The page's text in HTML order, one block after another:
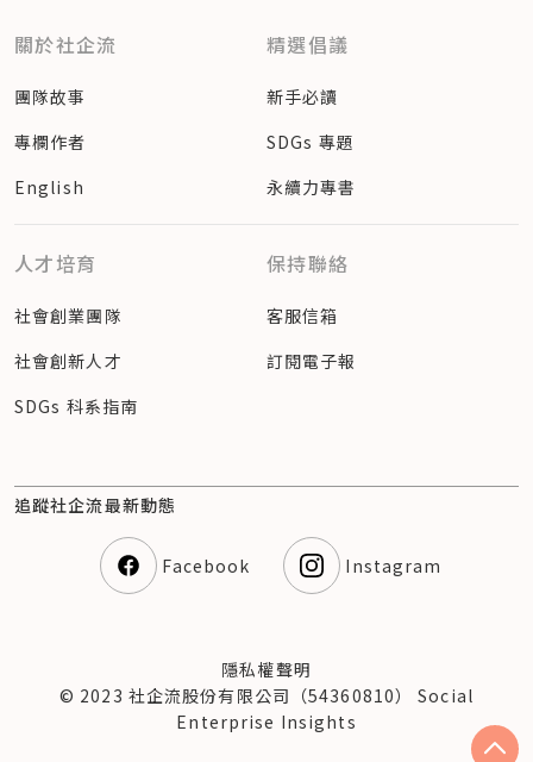
關於社企流
團隊故事
專欄作者
English
精選倡議
新手必讀
SDGs 專題
永續力專書
人才培育
社會創業團隊
社會創新人才
SDGs 科系指南
保持聯絡
客服信箱
訂閱電子報
追蹤社企流最新動態
Facebook Instagram
隱私權聲明
© 2023 社企流股份有限公司（54360810） Social
Enterprise Insights